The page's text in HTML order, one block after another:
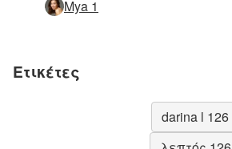
Mya 1
Ετικέτες
darina l 126